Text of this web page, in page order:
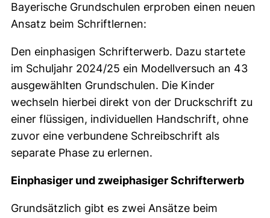
Bayerische Grundschulen erproben einen neuen
Ansatz beim Schriftlernen:
Den einphasigen Schrifterwerb. Dazu startete
im Schuljahr 2024/25 ein Modellversuch an 43
ausgewählten Grundschulen. Die Kinder
wechseln hierbei direkt von der Druckschrift zu
einer flüssigen, individuellen Handschrift, ohne
zuvor eine verbundene Schreibschrift als
separate Phase zu erlernen.
Einphasiger und zweiphasiger Schrifterwerb
Grundsätzlich gibt es zwei Ansätze beim